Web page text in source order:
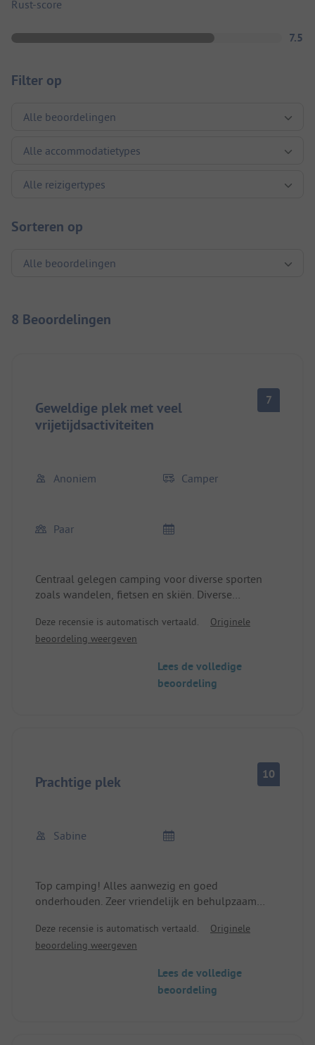
Rust-score
7.5
Filter op
Sorteren op
8 Beoordelingen
Geweldige plek met veel
vrijetijdsactiviteiten
7
Anoniem Camper
Paar
Centraal gelegen camping voor diverse sporten
zoals wandelen, fietsen en skiën. Diverse
zwembad en diverse recreatiemogelijkheden op
het terrein.
Deze recensie is automatisch vertaald.
Originele
beoordeling weergeven
Lees de volledige
beoordeling
Prachtige plek 10
Sabine
Top camping! Alles aanwezig en goed
onderhouden. Zeer vriendelijk en behulpzaam
Deze recensie is automatisch vertaald.
Originele
beoordeling weergeven
Lees de volledige
beoordeling